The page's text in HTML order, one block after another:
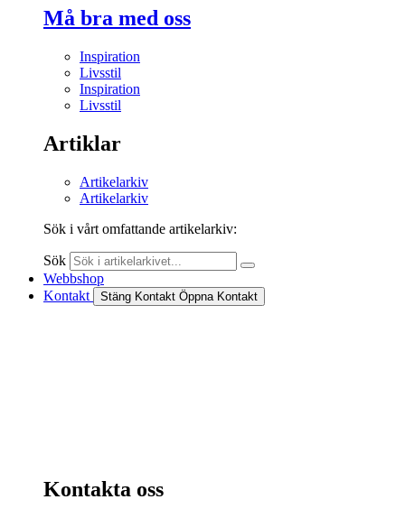
Må bra med oss
Inspiration
Livsstil
Inspiration
Livsstil
Artiklar
Artikelarkiv
Artikelarkiv
Sök i vårt omfattande artikelarkiv:
Sök
Webbshop
Kontakt
Stäng Kontakt Öppna Kontakt
Kontakta oss